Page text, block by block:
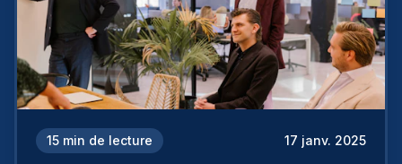
15 min de lecture 17 janv. 2025